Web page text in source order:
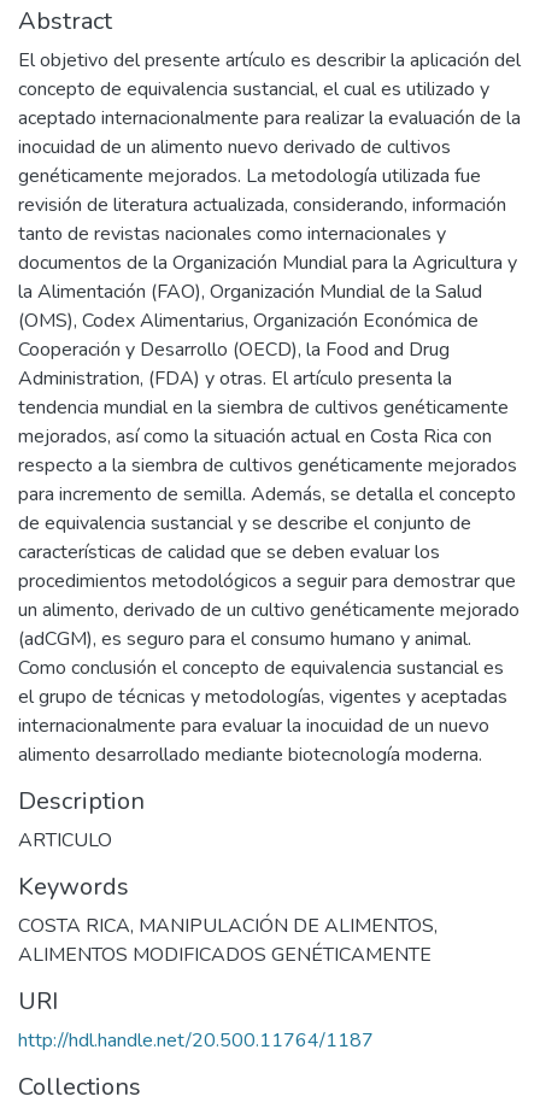
Abstract
El objetivo del presente artículo es describir la aplicación del
concepto de equivalencia sustancial, el cual es utilizado y
aceptado internacionalmente para realizar la evaluación de la
inocuidad de un alimento nuevo derivado de cultivos
genéticamente mejorados. La metodología utilizada fue
revisión de literatura actualizada, considerando, información
tanto de revistas nacionales como internacionales y
documentos de la Organización Mundial para la Agricultura y
la Alimentación (FAO), Organización Mundial de la Salud
(OMS), Codex Alimentarius, Organización Económica de
Cooperación y Desarrollo (OECD), la Food and Drug
Administration, (FDA) y otras. El artículo presenta la
tendencia mundial en la siembra de cultivos genéticamente
mejorados, así como la situación actual en Costa Rica con
respecto a la siembra de cultivos genéticamente mejorados
para incremento de semilla. Además, se detalla el concepto
de equivalencia sustancial y se describe el conjunto de
características de calidad que se deben evaluar los
procedimientos metodológicos a seguir para demostrar que
un alimento, derivado de un cultivo genéticamente mejorado
(adCGM), es seguro para el consumo humano y animal.
Como conclusión el concepto de equivalencia sustancial es
el grupo de técnicas y metodologías, vigentes y aceptadas
internacionalmente para evaluar la inocuidad de un nuevo
alimento desarrollado mediante biotecnología moderna.
Description
ARTICULO
Keywords
COSTA RICA, MANIPULACIÓN DE ALIMENTOS,
ALIMENTOS MODIFICADOS GENÉTICAMENTE
URI
http://hdl.handle.net/20.500.11764/1187
Collections